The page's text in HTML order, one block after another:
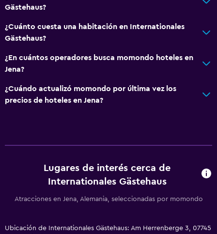
Gästehaus?
¿Cuánto cuesta una habitación en Internationales
Gästehaus?
¿En cuántos operadores busca momondo hoteles en
Jena?
¿Cuándo actualizó momondo por última vez los
precios de hoteles en Jena?
Lugares de interés cerca de
Internationales Gästehaus
Atracciones en Jena, Alemania, seleccionadas por momondo
Ubicación de Internationales Gästehaus: Am Herrenberge 3, 07745